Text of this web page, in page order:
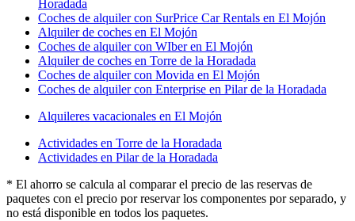
Horadada
Coches de alquiler con SurPrice Car Rentals en El Mojón
Alquiler de coches en El Mojón
Coches de alquiler con WIber en El Mojón
Alquiler de coches en Torre de la Horadada
Coches de alquiler con Movida en El Mojón
Coches de alquiler con Enterprise en Pilar de la Horadada
Alquileres vacacionales en El Mojón
Actividades en Torre de la Horadada
Actividades en Pilar de la Horadada
* El ahorro se calcula al comparar el precio de las reservas de
paquetes con el precio por reservar los componentes por separado, y
no está disponible en todos los paquetes.